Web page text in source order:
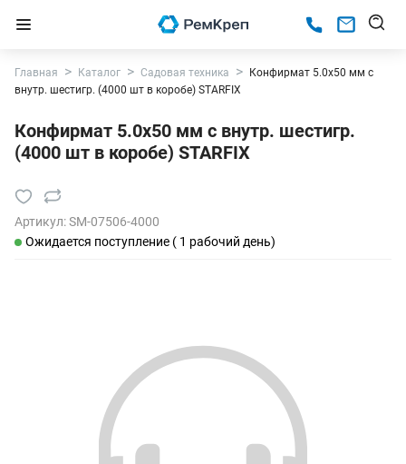
Главная Каталог Садовая техника
Конфирмат 5.0х50 мм с
внутр. шестигр. (4000 шт в коробе) STARFIX
Конфирмат 5.0х50 мм с внутр. шестигр.
(4000 шт в коробе) STARFIX
Артикул:SM-07506-4000
Ожидается поступление ( 1 рабочий день)